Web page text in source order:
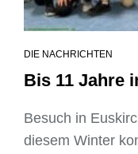
DIE NACHRICHTEN
Bis 11 Jahre
Besuch in
diesem Winter